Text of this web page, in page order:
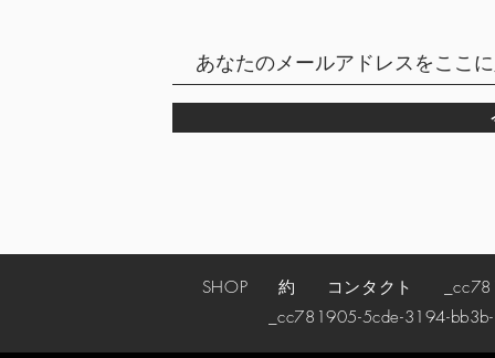
SHOP 約 コンタクト
_cc781905-5cde-3194-